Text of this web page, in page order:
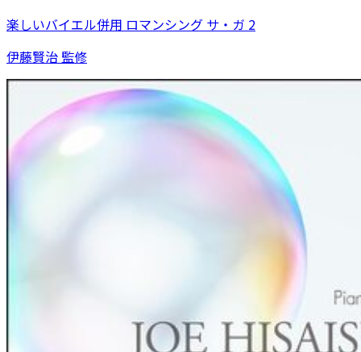
楽しいバイエル併用 ロマンシング サ・ガ 2
伊藤賢治 監修